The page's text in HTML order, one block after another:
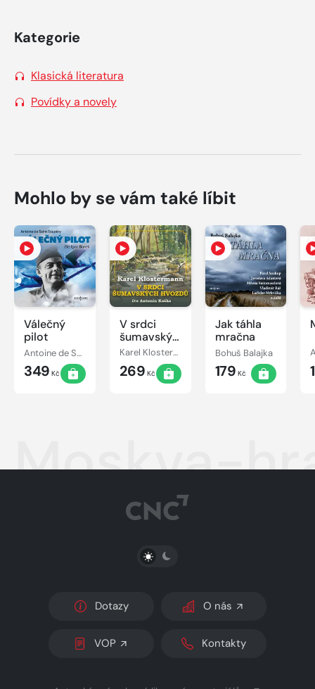
Kategorie
Klasická literatura
Povídky a novely
Mohlo by se vám také líbit
Válečný
pilot
Antoine de Saint-Exupéry
349 Kč
V srdci
šumavských
hvozdů
Karel Klostermann
269 Kč
Jak táhla
mračna
Bohuš Balajka
179 Kč
Moskva-
PŘEPNOUT SVĚTLÝ/TMAVÝ REŽIM
Dotazy O nás
VOP Kontakty